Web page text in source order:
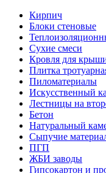
Кирпич
Блоки стеновые
Сухие смеси
Кровля для
Плитка
Пиломатериалы
Искусственный
Лестницы на
Бетон
Натуральный
Сыпучие
ПГП
ЖБИ заводы
Гипсокартон и